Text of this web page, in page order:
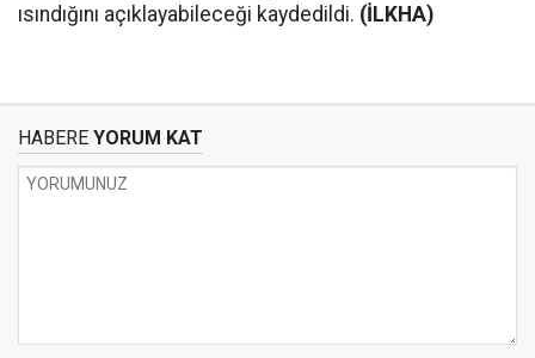
ısındığını açıklayabileceği kaydedildi. (İLKHA)
HABERE YORUM KAT